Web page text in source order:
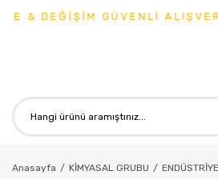
& DEĞİŞİM GÜVENLİ ALIŞVERİŞ
Anasayfa KİMYASAL GRUBU